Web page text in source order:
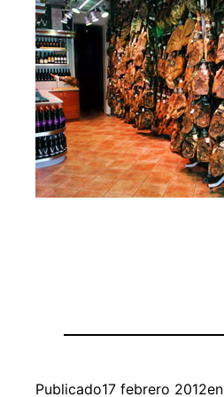
Publicado17 febrero 2012en